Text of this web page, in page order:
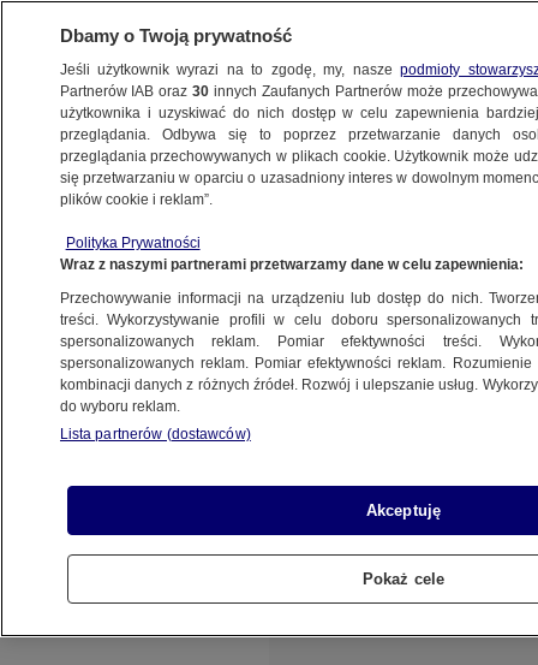
BIZNES
Z KRAJU
trudna”
19.02.2015, 21:03
Udostępnij
Sytuacja w sektorze Spółdzielczych Kas
sejmowej Komisji Finansów Publicznych
przewodniczący Komisji Nadzoru Finansowego
(KNF) Andrzej Jakubiak.
Dbamy o Twoją prywatność
Jeśli użytkownik wyrazi na to zgodę, my, naszepodmioty
Partnerów IAB oraz30 innych Zaufanych Partnerów może
użytkownika i uzyskiwać do nich dostęp w celu zapewnienia
przeglądania. Odbywa się to poprzez przetwarzanie danych
przeglądania przechowywanych w plikach cookie. Użytkownik może
się przetwarzaniu w oparciu o uzasadniony interes w dowolnym
plików cookie i reklam”.
Polityka Prywatności
Wraz z naszymi partnerami przetwarzamy dane w celu zapewnienia:
Przechowywanie informacji na urządzeniu lub dostęp do nich.
treści. Wykorzystywanie profili w celu doboru spersonalizowanych
spersonalizowanych reklam. Pomiar efektywności treści.
spersonalizowanych reklam. Pomiar efektywności reklam.
kombinacji danych z różnych źródeł. Rozwój i ulepszanie usług.
do wyboru reklam.
Lista partnerów (dostawców)
Akceptuję
Pokaż cele